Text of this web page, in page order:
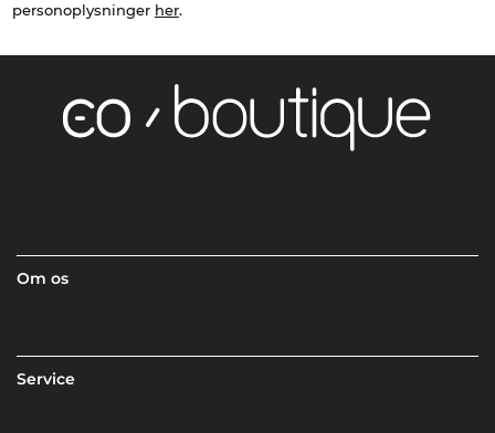
personoplysninger her.
Om os
Service